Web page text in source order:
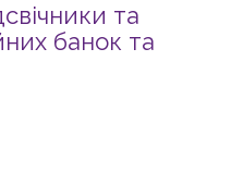
та
банок та